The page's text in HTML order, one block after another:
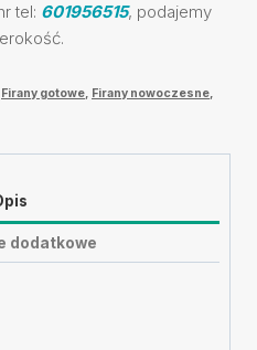
tel: 601956515, podajemy
Firany gotowe, Firany nowoczesne,
dodatkowe